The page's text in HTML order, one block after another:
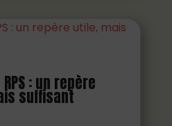
: un repère
suffisant